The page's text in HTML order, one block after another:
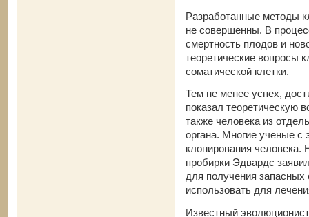
Разработанные методы
не совершенны. В
смертность плодов и
теоретические вопросы
соматической клетки.
Тем не менее успех,
показал теоретическую
также человека из
органа. Многие ученые с
клонирования человека.
пробирки Эдвардс
для получения запасных
использовать для
Известный